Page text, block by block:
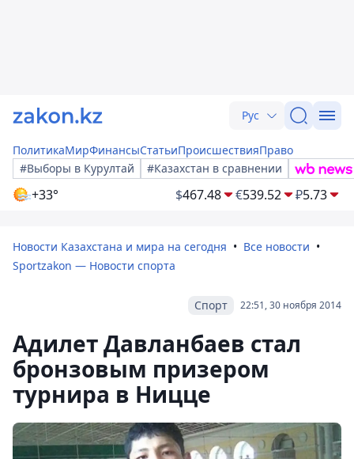
Рус
ПолитикаМирФинансыСтатьиПроисшествияПраво
#Выборы в Курултай
#Казахстан в сравнении
+33° $467.48 €539.52 ₽5.73
Новости Казахстана и мира на сегодня
Все новости
Sportzakon — Новости спорта
22:51, 30 ноября 2014
Спорт
Адилет Давланбаев стал
бронзовым призером
турнира в Ницце